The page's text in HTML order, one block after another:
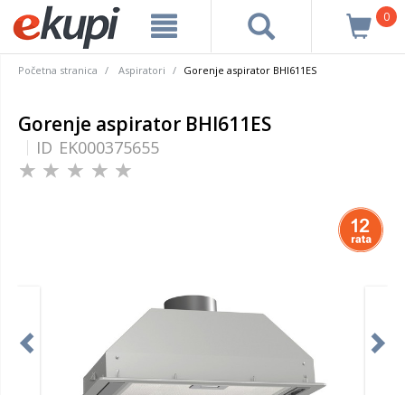
0
Početna stranica Aspiratori Gorenje aspirator BHI611ES
Gorenje aspirator BHI611ES
ID EK000375655